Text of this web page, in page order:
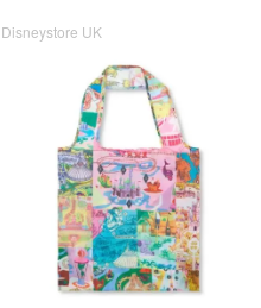
Disneystore UK